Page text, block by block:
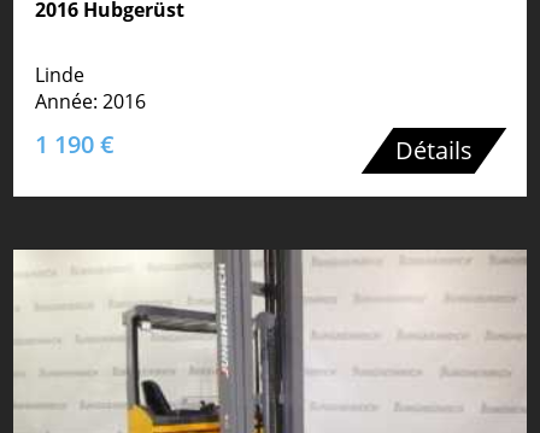
2016 Hubgerüst
Linde
Année: 2016
1 190 € Détails